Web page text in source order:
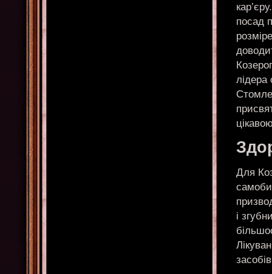
посад
лідера
Для
і